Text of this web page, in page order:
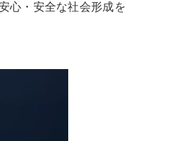
心・安全な社会形成を